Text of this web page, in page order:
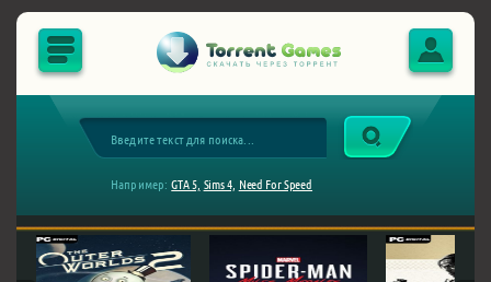
Например: GTA 5, Sims 4, Need For Speed